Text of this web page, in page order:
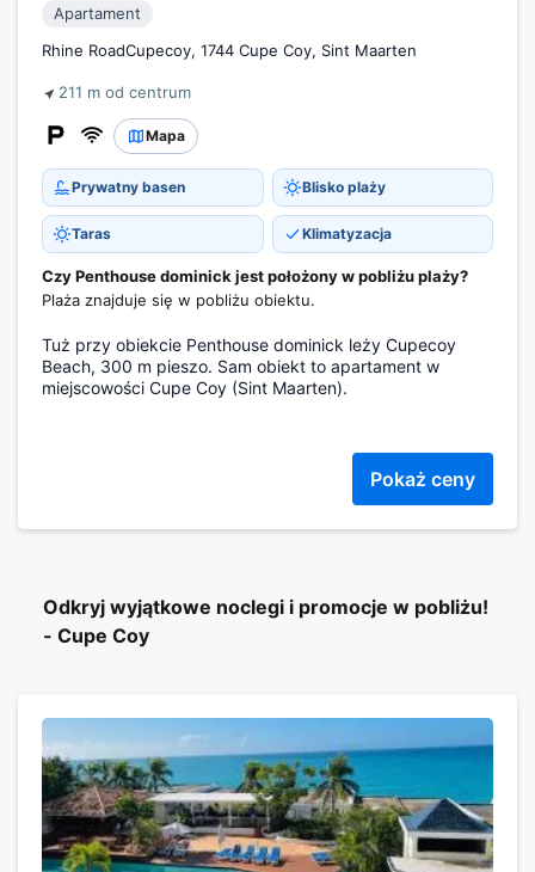
Apartament
Rhine RoadCupecoy, 1744 Cupe Coy, Sint Maarten
211 m od centrum
Mapa
Prywatny basen Blisko plaży
Taras Klimatyzacja
Czy Penthouse dominick jest położony w pobliżu plaży?
Plaża znajduje się w pobliżu obiektu.
Tuż przy obiekcie Penthouse dominick leży Cupecoy
Beach, 300 m pieszo. Sam obiekt to apartament w
miejscowości Cupe Coy (Sint Maarten).
Pokaż ceny
Odkryj wyjątkowe noclegi i promocje w pobliżu!
- Cupe Coy